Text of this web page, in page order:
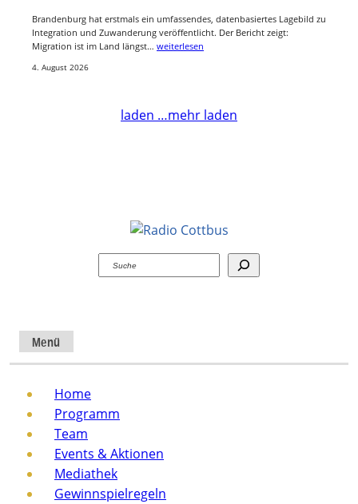
Brandenburg hat erstmals ein umfassendes, datenbasiertes Lagebild zu
Integration und Zuwanderung veröffentlicht. Der Bericht zeigt:
Migration ist im Land längst… weiterlesen
4. August 2026
laden …mehr laden
Suchen
Menü
Home
Programm
Team
Events & Aktionen
Mediathek
Gewinnspielregeln